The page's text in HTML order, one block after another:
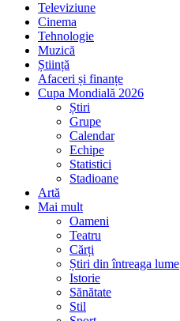
Televiziune
Cinema
Tehnologie
Muzică
Știință
Afaceri și finanțe
Cupa Mondială 2026
Știri
Grupe
Calendar
Echipe
Statistici
Stadioane
Artă
Mai mult
Oameni
Teatru
Cărți
Știri din întreaga lume
Istorie
Sănătate
Stil